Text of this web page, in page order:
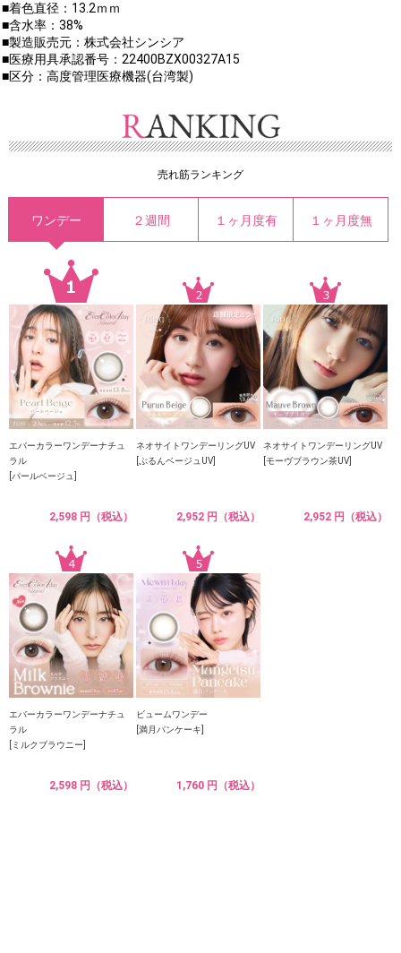
■着色直径：13.2ｍｍ
■含水率：38%
■製造販売元：株式会社シンシア
■医療用具承認番号：22400BZX00327A15
■区分：高度管理医療機器(台湾製)
売れ筋ランキング
ワンデー ２週間 １ヶ月度有 １ヶ月度無
エバーカラーワンデーナチュ
ラル
[パールベージュ]
2,598 円（税込）
ネオサイトワンデーリングUV
[ぷるんベージュUV]
2,952 円（税込）
ネオサイトワンデーリングUV
[モーヴブラウン茶UV]
2,952 円（税込）
エバーカラーワンデーナチュ
ラル
[ミルクブラウニー]
2,598 円（税込）
ビュームワンデー
[満月パンケーキ]
1,760 円（税込）